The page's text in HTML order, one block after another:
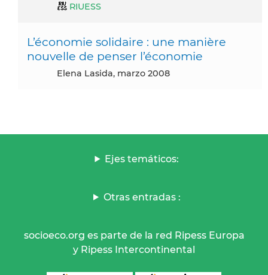
RIUESS
L’économie solidaire : une manière
nouvelle de penser l’économie
Elena Lasida, marzo 2008
Ejes temáticos:
Otras entradas :
socioeco.org es parte de la red Ripess Europa
y Ripess Intercontinental